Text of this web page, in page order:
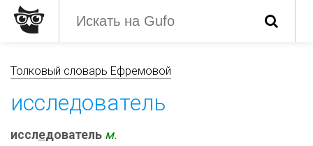
Толковый словарь Ефремовой
исследователь
исследователь м.